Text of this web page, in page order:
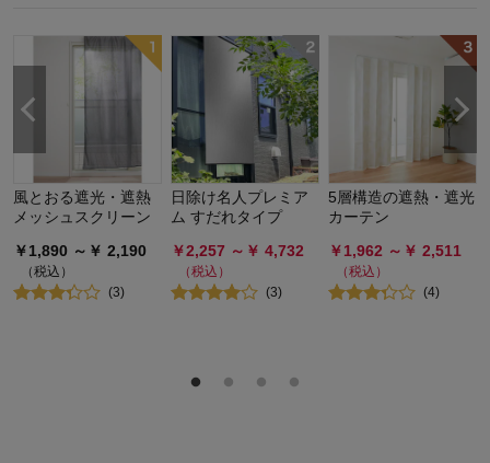
風とおる遮光・遮熱
メッシュスクリーン
￥1,890 ～￥ 2,190
（税込）
(3)
日除け名人プレミア
ム すだれタイプ
￥2,257 ～￥ 4,732
（税込）
(3)
5層構造の遮熱・遮光
カーテン
￥1,962 ～￥ 2,511
（税込）
(4)